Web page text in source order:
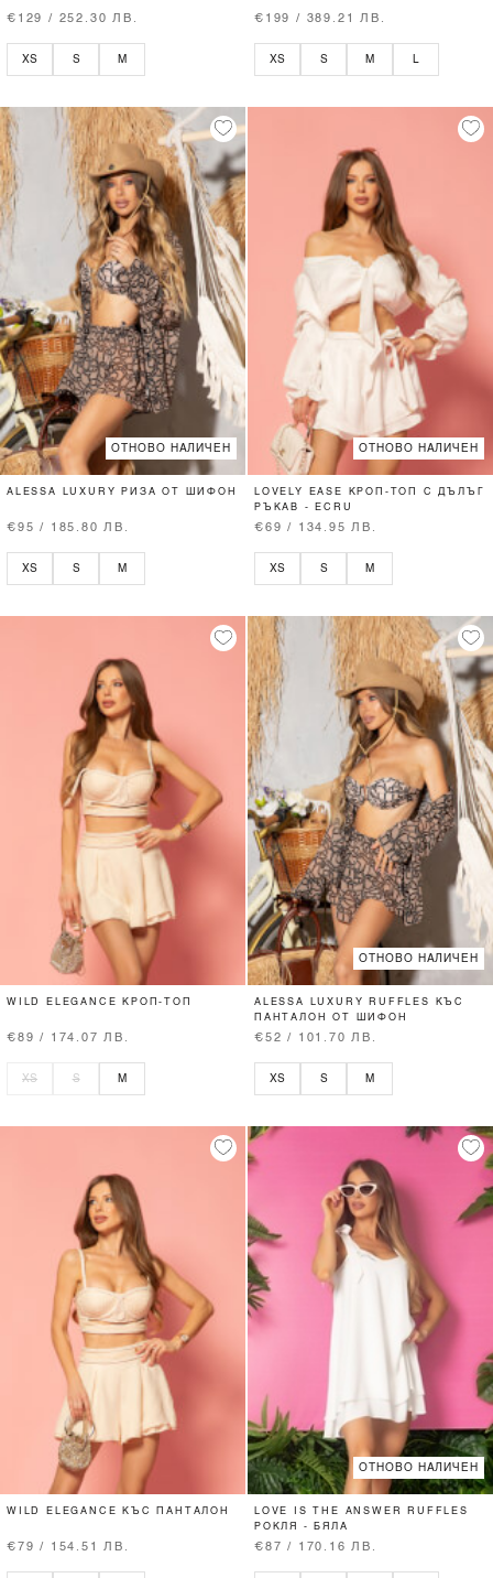
€129 / 252.30 ЛВ.
XS S M
€199 / 389.21 ЛВ.
XS S M
ОТНОВО НАЛИЧЕН
ALESSA LUXURY РИЗА ОТ ШИФОН
€95 / 185.80 ЛВ.
XS S M
ОТНОВО НАЛИЧЕН
LOVELY EASE КРОП-ТОП С ДЪЛЪГ
РЪКАВ - ECRU
€69 / 134.95 ЛВ.
XS S M
WILD ELEGANCE КРОП-ТОП
€89 / 174.07 ЛВ.
XS S M
ОТНОВО НАЛИЧЕН
ALESSA LUXURY RUFFLES КЪС
ПАНТАЛОН ОТ ШИФОН
€52 / 101.70 ЛВ.
XS S M
WILD ELEGANCE КЪС ПАНТАЛОН
€79 / 154.51 ЛВ.
ОТНОВО НАЛИЧЕН
LOVE IS THE ANSWER RUFFLES
РОКЛЯ - БЯЛА
€87 / 170.16 ЛВ.